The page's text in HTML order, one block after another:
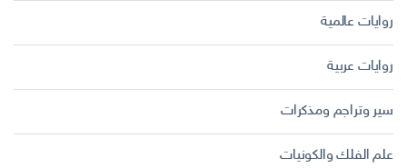
روايات عالمية
روايات عربية
سير وتراجم ومذكرات
علم الفلك والكونيات